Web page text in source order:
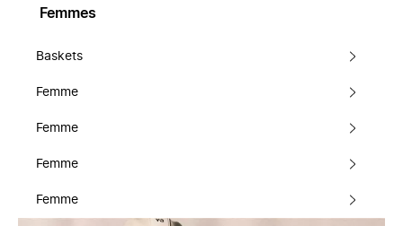
Femmes
Baskets
Femme
Femme
Femme
Femme